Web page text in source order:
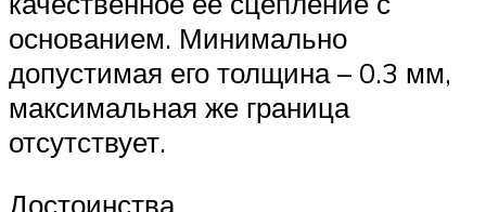
основанием. Минимально
допустимая его толщина – 0.3 мм,
максимальная же граница
отсутствует.
Достоинства